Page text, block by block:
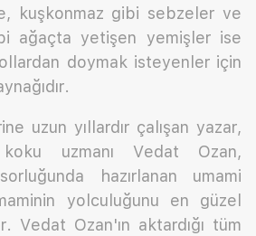
kuşkonmaz gibi sebzeler ve
ağaçta yetişen yemişler ise
doymak isteyenler için
uzun yıllardır çalışan yazar,
koku uzmanı Vedat Ozan,
hazırlanan umami
yolculuğunu en güzel
Vedat Ozan'ın aktardığı tüm